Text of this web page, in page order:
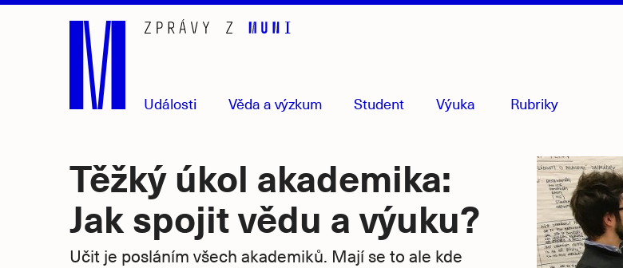
Události Věda a výzkum Student Výuka Rubriky
Těžký úkol akademika:
Jak spojit vědu a výuku?
Učit je posláním všech akademiků. Mají se to ale kde